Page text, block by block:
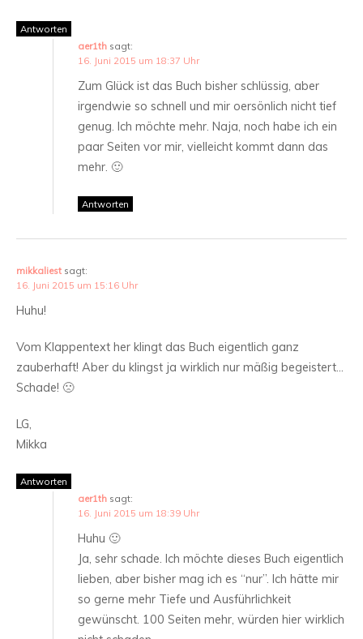
Antworten
aer1th sagt:
16. Juni 2015 um 18:37 Uhr
Zum Glück ist das Buch bisher schlüssig, aber
irgendwie so schnell und mir oersönlich nicht tief
genug. Ich möchte mehr. Naja, noch habe ich ein
paar Seiten vor mir, vielleicht kommt dann das
mehr. 🙂
Antworten
mikkaliest sagt:
16. Juni 2015 um 15:16 Uhr
Huhu!
Vom Klappentext her klingt das Buch eigentlich ganz
zauberhaft! Aber du klingst ja wirklich nur mäßig begeistert…
Schade! 🙁
LG,
Mikka
Antworten
aer1th sagt:
16. Juni 2015 um 18:39 Uhr
Huhu 🙂
Ja, sehr schade. Ich möchte dieses Buch eigentlich
lieben, aber bisher mag ich es “nur”. Ich hätte mir
so gerne mehr Tiefe und Ausführlichkeit
gewünscht. 100 Seiten mehr, würden hier wirklich